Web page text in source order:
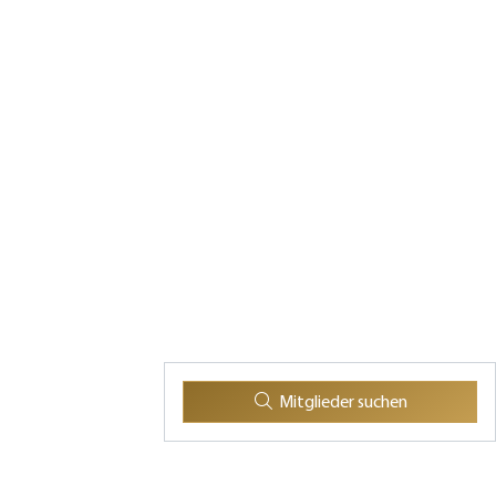
Mitglieder suchen